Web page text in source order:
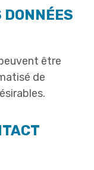
DONNÉES
être
de